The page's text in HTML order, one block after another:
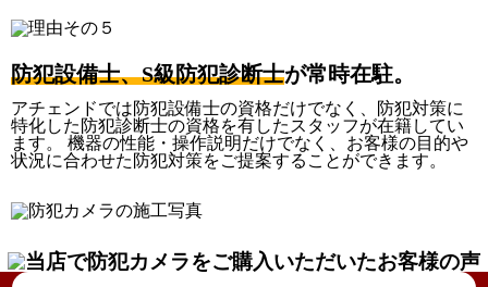
防犯設備士、S級防犯診断士が常時在駐。
アチェンドでは防犯設備士の資格だけでなく、防犯対策に
特化した防犯診断士の資格を有したスタッフが在籍してい
ます。 機器の性能・操作説明だけでなく、お客様の目的や
状況に合わせた防犯対策をご提案することができます。